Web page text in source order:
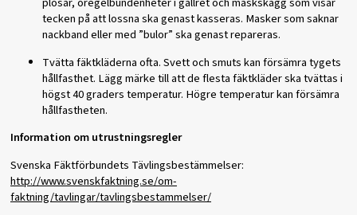
tecken på att lossna ska genast kasseras. Masker som saknar
nackband eller med ”bulor” ska genast repareras.
Tvätta fäktkläderna ofta. Svett och smuts kan försämra tygets
hållfasthet. Lägg märke till att de flesta fäktkläder ska tvättas i
högst 40 graders temperatur. Högre temperatur kan försämra
hållfastheten.
Information om utrustningsregler
Svenska Fäktförbundets Tävlingsbestämmelser:
http://www.svenskfaktning.se/om-
faktning/tavlingar/tavlingsbestammelser/